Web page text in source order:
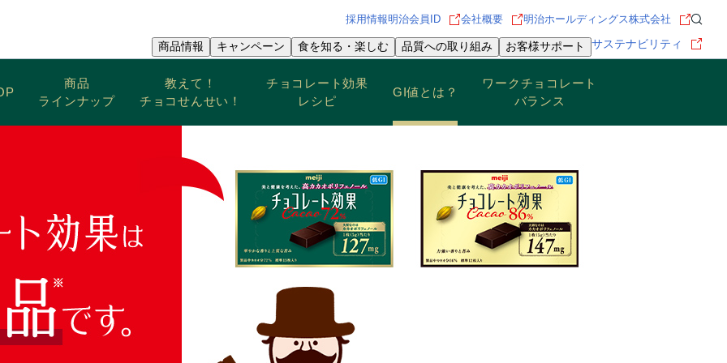
商品情報 キャンペーン 食を知る・楽しむ 品質への取り組み お客様サポート サステナビリティ
採用情報明治会員ID 会社概要 明治ホールディングス株式会社
商品
ラインナップ
教えて！
チョコせんせい！
チョコレート効果
レシピ
GI値とは？
ワークチョコレート
バランス